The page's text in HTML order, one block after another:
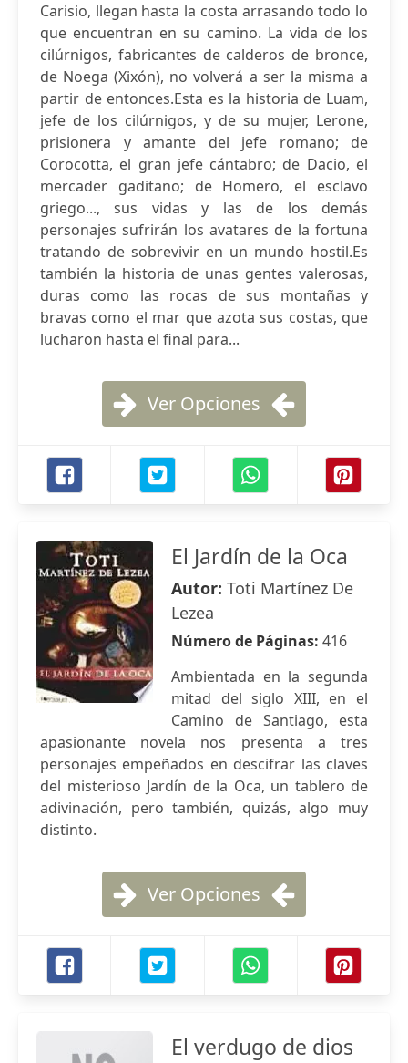
Carisio, llegan hasta la costa arrasando todo lo
que encuentran en su camino. La vida de los
cilúrnigos, fabricantes de calderos de bronce,
de Noega (Xixón), no volverá a ser la misma a
partir de entonces.Esta es la historia de Luam,
jefe de los cilúrnigos, y de su mujer, Lerone,
prisionera y amante del jefe romano; de
Corocotta, el gran jefe cántabro; de Dacio, el
mercader gaditano; de Homero, el esclavo
griego..., sus vidas y las de los demás
personajes sufrirán los avatares de la fortuna
tratando de sobrevivir en un mundo hostil.Es
también la historia de unas gentes valerosas,
duras como las rocas de sus montañas y
bravas como el mar que azota sus costas, que
lucharon hasta el final para...
Ver Opciones
El Jardín de la Oca
Autor: Toti Martínez De
Lezea
Número de Páginas: 416
Ambientada en la segunda
mitad del siglo XIII, en el
Camino de Santiago, esta
apasionante novela nos presenta a tres
personajes empeñados en descifrar las claves
del misterioso Jardín de la Oca, un tablero de
adivinación, pero también, quizás, algo muy
distinto.
Ver Opciones
El verdugo de dios